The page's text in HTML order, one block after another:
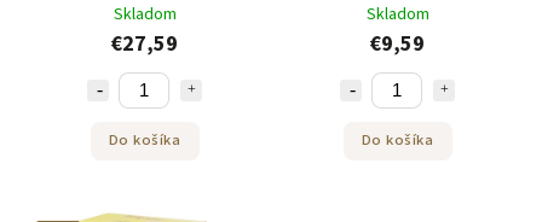
Skladom
€27,59
Do košíka
Skladom
€9,59
Do košíka